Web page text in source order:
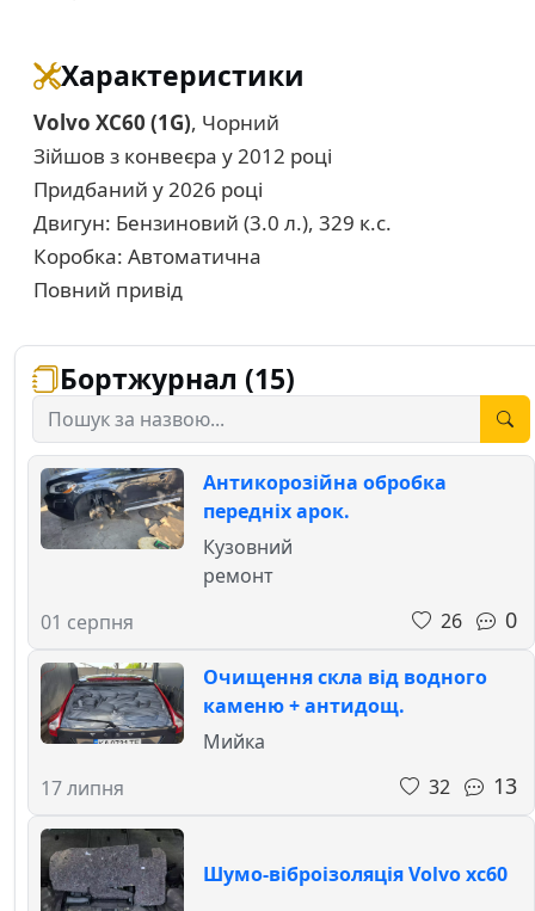
Характеристики
Volvo XC60 (1G), Чорний
Зійшов з конвеєра у 2012 році
Придбаний у 2026 році
Двигун: Бензиновий (3.0 л.), 329 к.с.
Коробка: Автоматична
Повний привід
Бортжурнал (15)
Антикорозійна обробка
передніх арок.
01 серпня
Кузовний
ремонт
26
0
Очищення скла від водного
каменю + антидощ.
17 липня
Мийка
32
13
Шумо-віброізоляція Volvo xc60